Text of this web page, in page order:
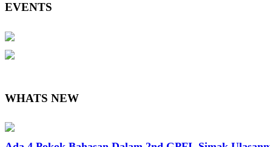
EVENTS
WHATS NEW